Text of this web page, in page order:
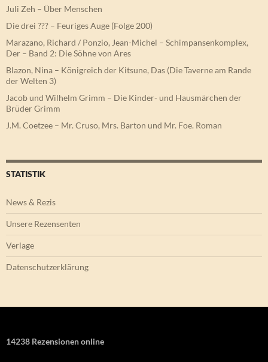
Juli Zeh – Über Menschen
Die drei ??? – Feuriges Auge (Folge 200)
Marazano, Richard / Ponzio, Jean-Michel – Schimpansenkomplex,
Der – Band 2: Die Söhne von Ares
Blazon, Nina – Königreich der Kitsune, Das (Die Taverne am Rande
der Welten 3)
Jacob und Wilhelm Grimm – Die Kinder- und Hausmärchen der
Brüder Grimm
J.M. Coetzee – Mr. Cruso, Mrs. Barton und Mr. Foe. Roman
STATISTIK
News & Rezis
Unsere Rezensenten
Verlage
Datenschutzerklärung
14238 Rezensionen online